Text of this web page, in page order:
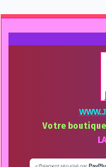
Votre boutique